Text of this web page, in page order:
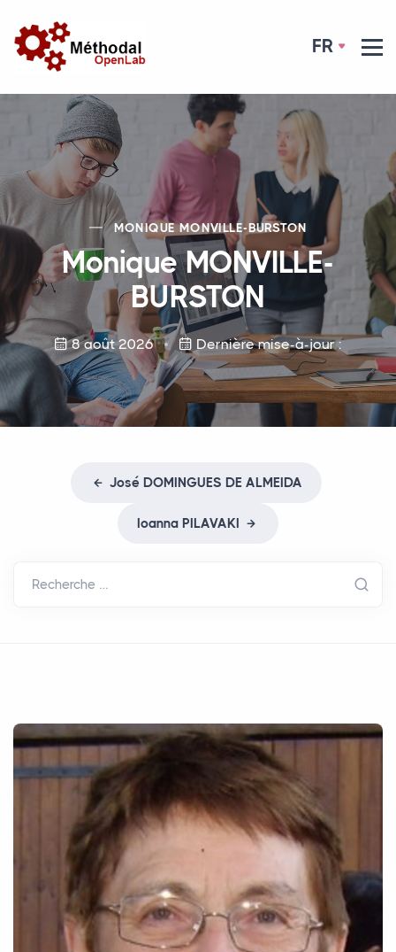
FR
MONIQUEMONVILLE-BURSTON
MoniqueMONVILLE-
BURSTON
8 août 2026 Dernière mise-à-jour :
José DOMINGUES DE ALMEIDA
Ioanna PILAVAKI
Recherche …